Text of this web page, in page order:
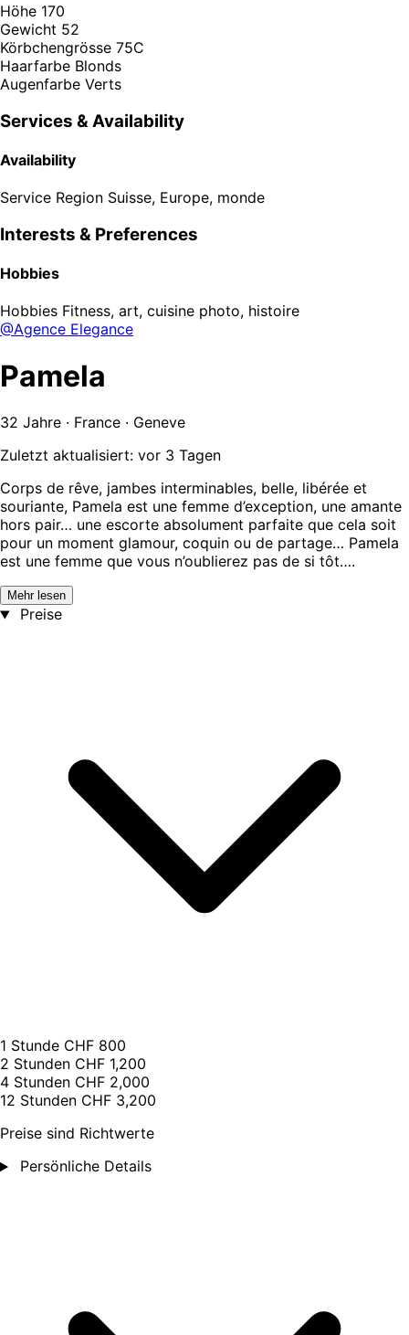
Höhe 170
Gewicht 52
Körbchengrösse 75C
Haarfarbe Blonds
Augenfarbe Verts
Services & Availability
Availability
Service Region Suisse, Europe, monde
Interests & Preferences
Hobbies
Hobbies Fitness, art, cuisine photo, histoire
@Agence Elegance
Pamela
32 Jahre · France · Geneve
Zuletzt aktualisiert: vor 3 Tagen
Corps de rêve, jambes interminables, belle, libérée et
souriante, Pamela est une femme d’exception, une amante
hors pair… une escorte absolument parfaite que cela soit
pour un moment glamour, coquin ou de partage… Pamela
est une femme que vous n’oublierez pas de si tôt….
Mehr lesen
Preise
1 Stunde CHF 800
2 Stunden CHF 1,200
4 Stunden CHF 2,000
12 Stunden CHF 3,200
Preise sind Richtwerte
Persönliche Details